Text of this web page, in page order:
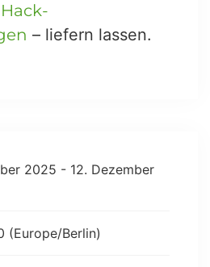
Hack-
– liefern lassen.
2025 - 12. Dezember
(Europe/Berlin)